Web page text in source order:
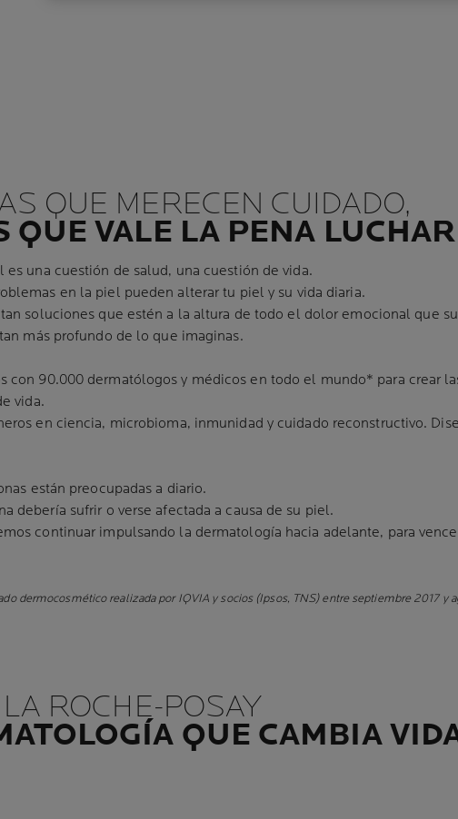
QUE MERECEN CUIDADO,
QUE VALE LA PENA
es una cuestión de salud, una cuestión de vida.
en la piel pueden alterar tu piel y su vida diaria.
soluciones que estén a la altura de todo el dolor emocional que
más profundo de lo que imaginas.
con 90.000 dermatólogos y médicos en todo el mundo* para crear
vida.
en ciencia, microbioma, inmunidad y cuidado reconstructivo.
están preocupadas a diario.
debería sufrir o verse afectada a causa de su piel.
continuar impulsando la dermatología hacia adelante, para
dermocosmético realizada por IQVIA y socios (Ipsos, TNS) entre septiembre 2017 y
ROCHE-POSAY
QUE CAMBIA